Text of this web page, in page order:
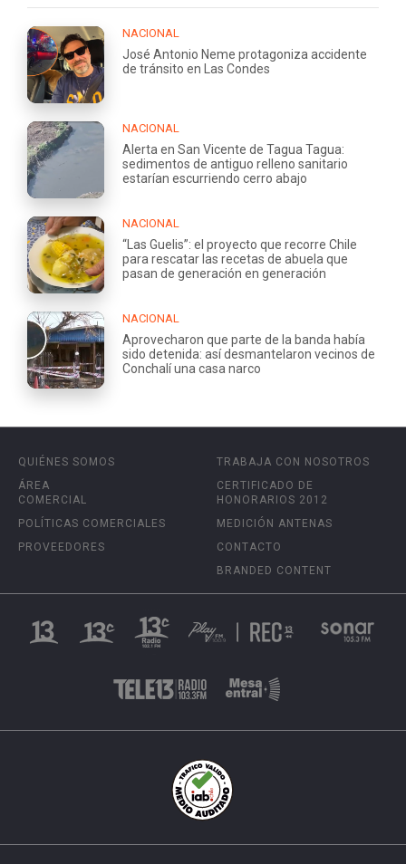
NACIONAL
José Antonio Neme protagoniza accidente
de tránsito en Las Condes
NACIONAL
Alerta en San Vicente de Tagua Tagua:
sedimentos de antiguo relleno sanitario
estarían escurriendo cerro abajo
NACIONAL
“Las Guelis”: el proyecto que recorre Chile
para rescatar las recetas de abuela que
pasan de generación en generación
NACIONAL
Aprovecharon que parte de la banda había
sido detenida: así desmantelaron vecinos de
Conchalí una casa narco
QUIÉNES SOMOS
ÁREA
COMERCIAL
POLÍTICAS COMERCIALES
PROVEEDORES
TRABAJA CON NOSOTROS
CERTIFICADO DE
HONORARIOS 2012
MEDICIÓN ANTENAS
CONTACTO
BRANDED CONTENT